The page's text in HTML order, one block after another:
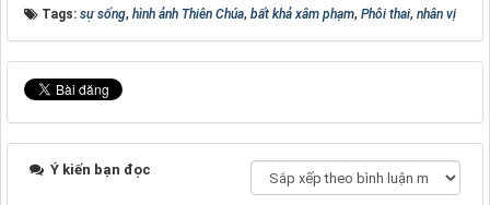
Tags: sự sống, hình ảnh Thiên Chúa, bất khả xâm phạm, Phôi thai, nhân vị
Ý kiến bạn đọc